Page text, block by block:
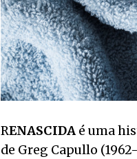
RENASCIDA é uma
de Greg Capullo